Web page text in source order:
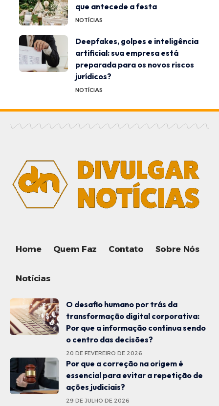
que antecede a festa
NOTÍCIAS
Deepfakes, golpes e inteligência
artificial: sua empresa está
preparada para os novos riscos
jurídicos?
NOTÍCIAS
Home Quem Faz Contato Sobre Nós
Notícias
O desafio humano por trás da
transformação digital corporativa:
Por que a informação continua sendo
o centro das decisões?
20 DE FEVEREIRO DE 2026
Por que a correção na origem é
essencial para evitar a repetição de
ações judiciais?
29 DE JULHO DE 2026